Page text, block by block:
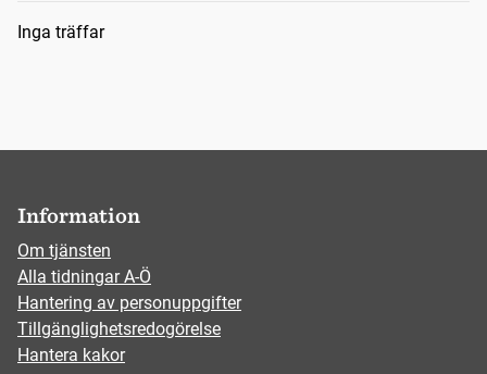
Sökresultat
Inga träffar
Information
Om tjänsten
Alla tidningar A-Ö
Hantering av personuppgifter
Tillgänglighetsredogörelse
Hantera kakor